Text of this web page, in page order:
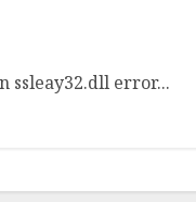
error...